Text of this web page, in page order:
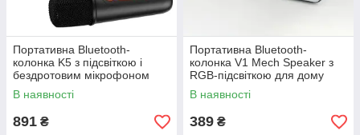
Портативна Bluetooth-
колонка K5 з підсвіткою і
бездротовим мікрофоном
караоке
В наявності
891 ₴
Портативна Bluetooth-
колонка V1 Mech Speaker з
RGB-підсвіткою для дому
В наявності
389 ₴